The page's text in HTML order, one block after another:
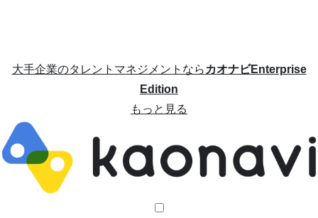
大手企業のタレントマネジメントならカオナビEnterprise
Edition
もっと見る